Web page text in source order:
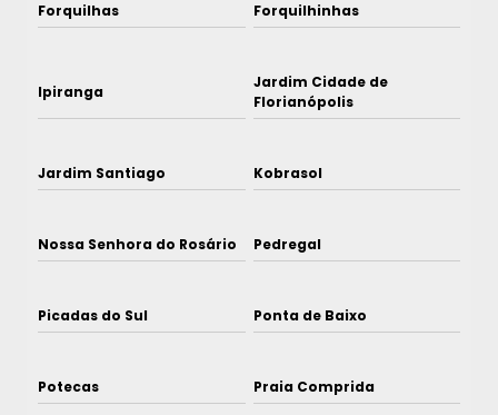
Forquilhas Forquilhinhas
Ipiranga
Jardim Cidade de
Florianópolis
Jardim Santiago Kobrasol
Nossa Senhora do Rosário Pedregal
Picadas do Sul Ponta de Baixo
Potecas Praia Comprida